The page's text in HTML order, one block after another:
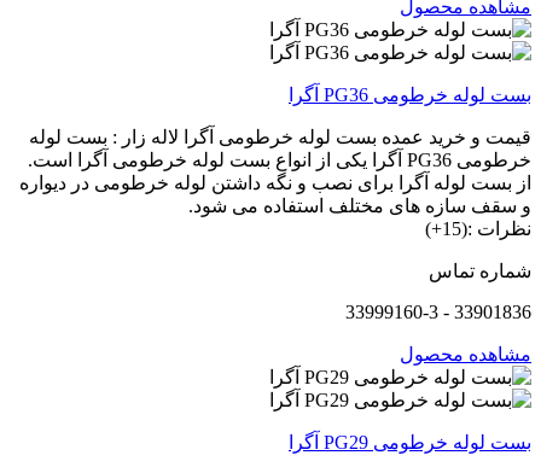
مشاهده محصول
بست لوله خرطومی PG36 آگرا
قیمت و خرید عمده بست لوله خرطومی آگرا لاله زار : بست لوله
خرطومی PG36 آگرا یکی از انواع بست لوله خرطومی آگرا است.
از بست لوله آگرا برای نصب و نگه داشتن لوله خرطومی در دیواره
و سقف سازه های مختلف استفاده می شود.
نظرات :(15+)
شماره تماس
33901836 - 33999160-3
مشاهده محصول
بست لوله خرطومی PG29 آگرا